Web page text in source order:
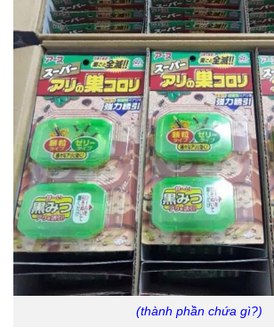
(thành phần chứa gì?)